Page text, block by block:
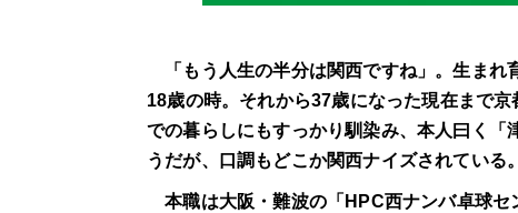
「もう人生の半分は関西ですね」。生まれ
18歳の時。それから37歳になった現在まで
での暮らしにもすっかり馴染み、本人曰く
うだが、口調もどこか関西ナイズされている。
本職は大阪・難波の「HPC西ナンバ卓球セ